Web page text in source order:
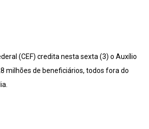
(CEF) credita nesta sexta (3) o Auxílio
milhões de beneficiários, todos fora do